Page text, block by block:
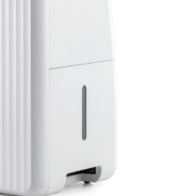
potrebné pre
fungovanie
Štatistiky
Aby sme